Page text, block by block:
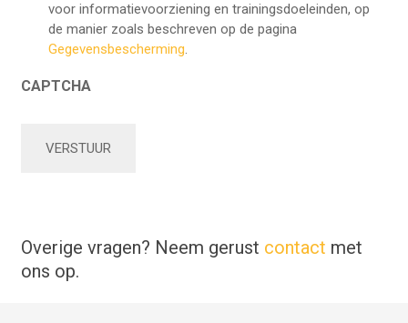
voor informatievoorziening en trainingsdoeleinden, op
de manier zoals beschreven op de pagina
Gegevensbescherming.
CAPTCHA
Overige vragen? Neem gerust contact met
ons op.